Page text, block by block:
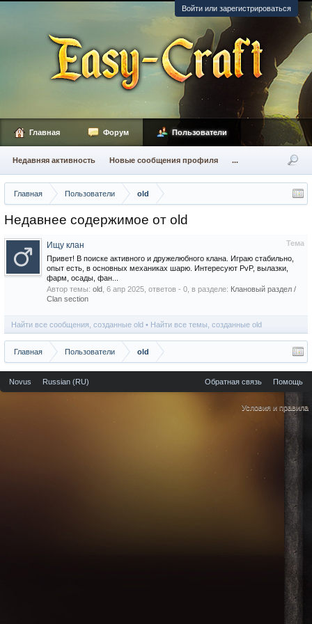
Войти или зарегистрироваться
Главная Пользователи old
Недавнее содержимое от old
Тема
Ищу клан
Привет! В поиске активного и дружелюбного клана. Играю стабильно,
опыт есть, в основных механиках шарю. Интересуют PvP, вылазки,
фарм, осады, фан...
Автор темы: old 6 апр 2025 , ответов - 0, в разделе: Клановый раздел /
Сlan section
Найти все сообщения, созданные old Найти все темы, созданные old
Главная Пользователи old
Главная Форум Пользователи
Недавняя активность Новые сообщения профиля ...
Novus Russian (RU) Обратная связь Помощь
Условия и правила